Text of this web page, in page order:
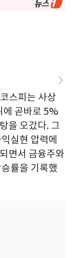
스피는 사상
에 곧바로 5%
을 오갔다. 그
실현 압력에
면서 금융주와
률을 기록했